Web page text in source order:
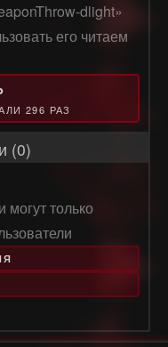
dlight»
его читаем
296 РАЗ
(0)
только